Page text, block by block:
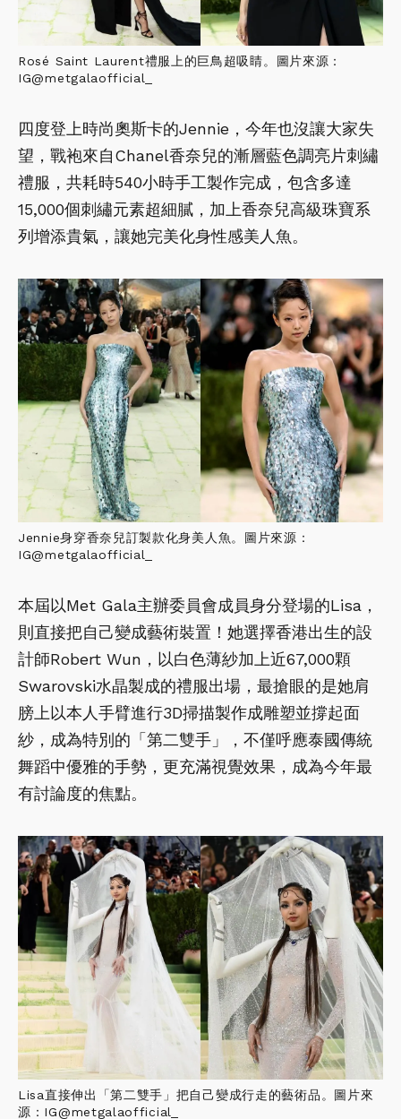
Rosé Saint Laurent禮服上的巨鳥超吸睛。圖片來源：
IG@metgalaofficial_
四度登上時尚奧斯卡的Jennie，今年也沒讓大家失
望，戰袍來自Chanel香奈兒的漸層藍色調亮片刺繡
禮服，共耗時540小時手工製作完成，包含多達
15,000個刺繡元素超細膩，加上香奈兒高級珠寶系
列增添貴氣，讓她完美化身性感美人魚。
Jennie身穿香奈兒訂製款化身美人魚。圖片來源：
IG@metgalaofficial_
本屆以Met Gala主辦委員會成員身分登場的Lisa，
則直接把自己變成藝術裝置！她選擇香港出生的設
計師Robert Wun，以白色薄紗加上近67,000顆
Swarovski水晶製成的禮服出場，最搶眼的是她肩
膀上以本人手臂進行3D掃描製作成雕塑並撐起面
紗，成為特別的「第二雙手」，不僅呼應泰國傳統
舞蹈中優雅的手勢，更充滿視覺效果，成為今年最
有討論度的焦點。
Lisa直接伸出「第二雙手」把自己變成行走的藝術品。圖片來
源：IG@metgalaofficial_